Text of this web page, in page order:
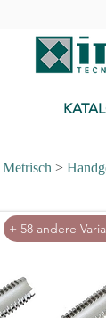
Metrisch >
+ 58 andere